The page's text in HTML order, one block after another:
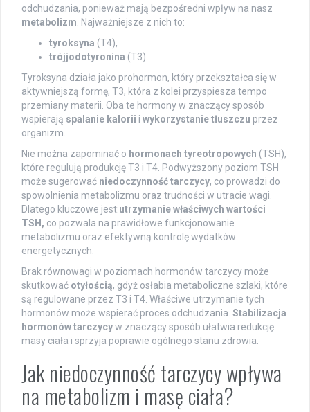
odchudzania, ponieważ mają bezpośredni wpływ na nasz
metabolizm . Najważniejsze z nich to:
tyroksyna (T4),
trójjodotyronina (T3).
Tyroksyna działa jako prohormon, który przekształca się w
aktywniejszą formę, T3, która z kolei przyspiesza tempo
przemiany materii. Oba te hormony w znaczący sposób
wspierają spalanie kalorii i wykorzystanie tłuszczu przez
organizm.
Nie można zapominać o hormonach tyreotropowych (TSH),
które regulują produkcję T3 i T4. Podwyższony poziom TSH
może sugerować niedoczynność tarczycy, co prowadzi do
spowolnienia metabolizmu oraz trudności w utracie wagi.
Dlatego kluczowe jest:utrzymanie właściwych wartości
TSH, co pozwala na prawidłowe funkcjonowanie
metabolizmu oraz efektywną kontrolę wydatków
energetycznych.
Brak równowagi w poziomach hormonów tarczycy może
skutkować otyłością, gdyż osłabia metaboliczne szlaki, które
są regulowane przez T3 i T4. Właściwe utrzymanie tych
hormonów może wspierać proces odchudzania. Stabilizacja
hormonów tarczycyw znaczący sposób ułatwia redukcję
masy ciała i sprzyja poprawie ogólnego stanu zdrowia.
Jak niedoczynność tarczycy wpływa
na metabolizm i masę ciała?